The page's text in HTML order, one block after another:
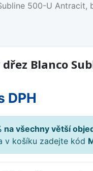
500-U Antracit,
Blanco
DPH
na všechny větší
v košíku zadejte kód